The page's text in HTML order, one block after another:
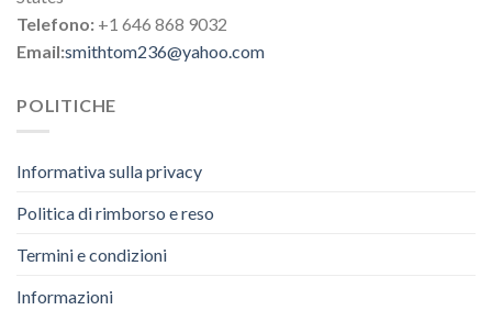
Telefono: +1 646 868 9032
Email:smithtom236@yahoo.com
POLITICHE
Informativa sulla privacy
Politica di rimborso e reso
Termini e condizioni
Informazioni